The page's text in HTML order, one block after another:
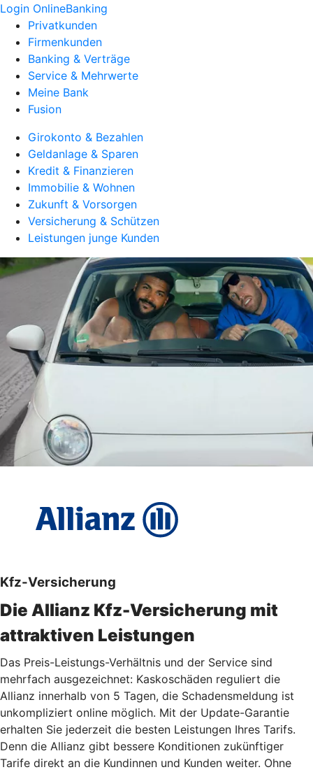
Login OnlineBanking
Privatkunden
Firmenkunden
Banking & Verträge
Service & Mehrwerte
Meine Bank
Fusion
Girokonto & Bezahlen
Geldanlage & Sparen
Kredit & Finanzieren
Immobilie & Wohnen
Zukunft & Vorsorgen
Versicherung & Schützen
Leistungen junge Kunden
Kfz-Versicherung
Die Allianz Kfz-Versicherung mit
attraktiven Leistungen
Das Preis-Leistungs-Verhältnis und der Service sind
mehrfach ausgezeichnet: Kaskoschäden reguliert die
Allianz innerhalb von 5 Tagen, die Schadensmeldung ist
unkompliziert online möglich. Mit der Update-Garantie
erhalten Sie jederzeit die besten Leistungen Ihres Tarifs.
Denn die Allianz gibt bessere Konditionen zukünftiger
Tarife direkt an die Kundinnen und Kunden weiter. Ohne